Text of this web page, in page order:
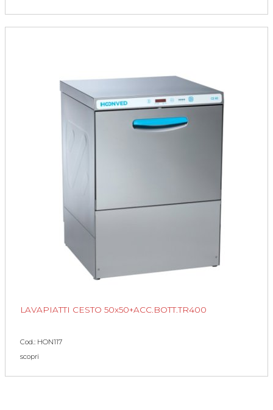
LAVAPIATTI CESTO 50x50+ACC.BOTT.TR400
Cod.: HON117
scopri